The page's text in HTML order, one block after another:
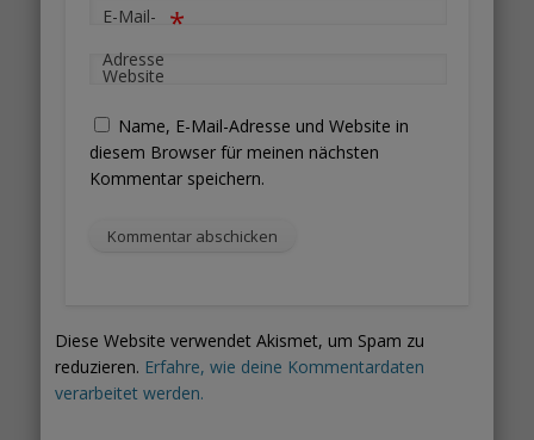
E-Mail-
Adresse
*
Website
Name, E-Mail-Adresse und Website in
diesem Browser für meinen nächsten
Kommentar speichern.
Diese Website verwendet Akismet, um Spam zu
reduzieren. Erfahre, wie deine Kommentardaten
verarbeitet werden.